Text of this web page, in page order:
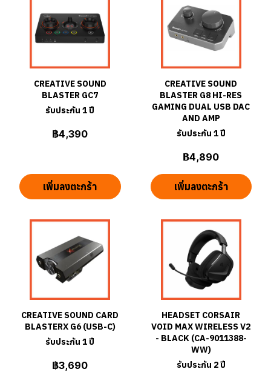
CREATIVE SOUND
BLASTER GC7
รับประกัน 1 ปี
฿4,390
เพิ่มลงตะกร้า
CREATIVE SOUND
BLASTER G8 HI-RES
GAMING DUAL USB DAC
AND AMP
รับประกัน 1 ปี
฿4,890
เพิ่มลงตะกร้า
CREATIVE SOUND CARD
BLASTERX G6 (USB-C)
รับประกัน 1 ปี
฿3,690
HEADSET CORSAIR
VOID MAX WIRELESS V2
- BLACK (CA-9011388-
WW)
รับประกัน 2 ปี